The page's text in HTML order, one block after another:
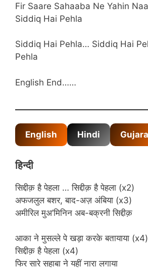
Fir Saare Sahaaba Ne Yahin
Siddiq Hai Pehla
Siddiq Hai Pehla… Siddiq Hai
Pehla
English End……
English Hindi
हिन्दी
सिद्दीक़ है पेहला … सिद्दीक़ है पेहला (x2)
अफजलुल बशर, बाद-अज़ अंबिया (x3)
अमीरिल मुअ’मिनिन अब-बक्रनी सिद्दीक़
आका ने मुसल्ले पे खड़ा करके बतायाया (x4)
सिद्दीक़ है पेहला (x4)
फिर सारे सहाबा ने यहीं नारा लगाया